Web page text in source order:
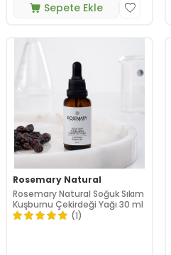
Sepete Ekle
Rosemary Natural
Rosemary Natural Soğuk Sıkım
Kuşburnu Çekirdeği Yağı 30 ml
(1)